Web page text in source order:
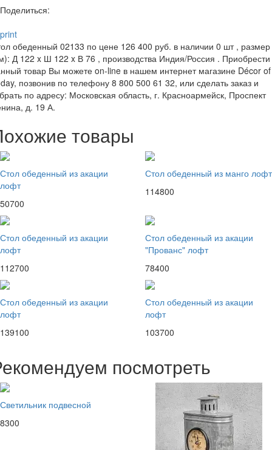
Поделиться:
print
обеденный 02133 по цене 126 400 руб. в наличии 0 шт , размер
Д 122 x Ш 122 x В 76 , производства Индия/Россия . Приобрести
товар Вы можете on-line в нашем интернет магазине Décor of
позвонив по телефону 8 800 500 61 32, или сделать заказ и
по адресу: Московская область, г. Красноармейск, Проспект
д. 19 А.
товары
Стол обеденный из акации
лофт
50700
Стол обеденный из манго лофт
114800
Стол обеденный из акации
лофт
112700
Стол обеденный из акации
"Прованс" лофт
78400
Стол обеденный из акации
лофт
139100
Стол обеденный из акации
лофт
103700
посмотреть
Светильник подвесной
8300